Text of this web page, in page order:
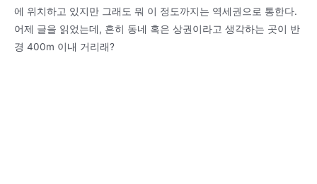
에 위치하고 있지만 그래도 뭐 이 정도까지는 역세권으로 통한다.
어제 글을 읽었는데, 흔히 동네 혹은 상권이라고 생각하는 곳이 반
경 400m 이내 거리래?